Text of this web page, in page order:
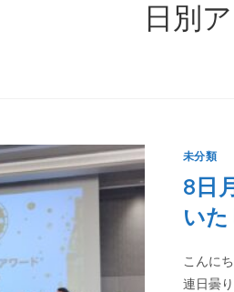
日別
未分類
8日
いた
こんに
連日曇